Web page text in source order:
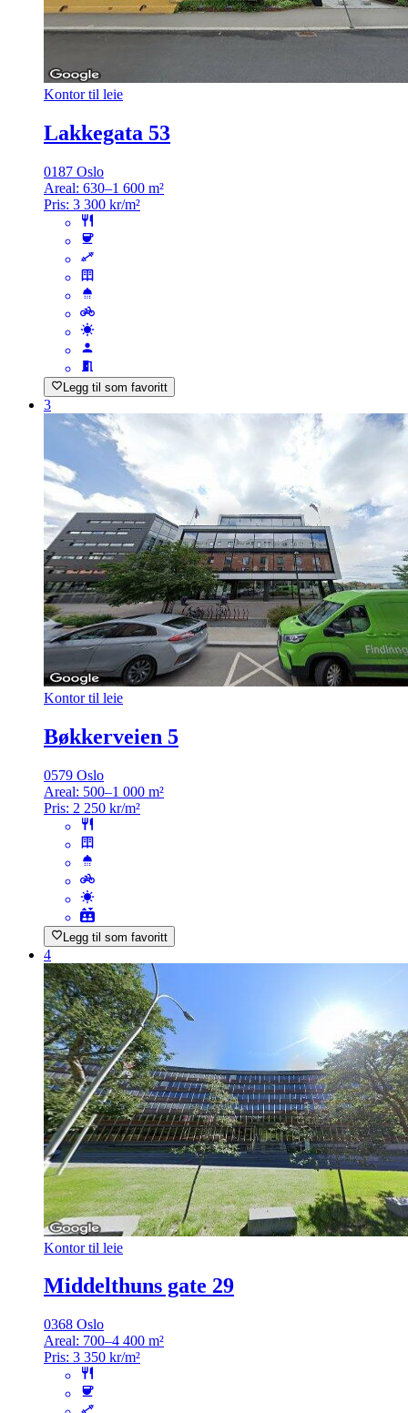
Kontor til leie
Lakkegata 53
0187 Oslo
Areal: 630–1 600 m²
Pris: 3 300 kr/m²
Legg til som favoritt
3
Kontor til leie
Bøkkerveien 5
0579 Oslo
Areal: 500–1 000 m²
Pris: 2 250 kr/m²
Legg til som favoritt
4
Kontor til leie
Middelthuns gate 29
0368 Oslo
Areal: 700–4 400 m²
Pris: 3 350 kr/m²